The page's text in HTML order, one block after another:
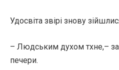
Удосвіта звірі знову
– Людським духом тхне,–
печери.